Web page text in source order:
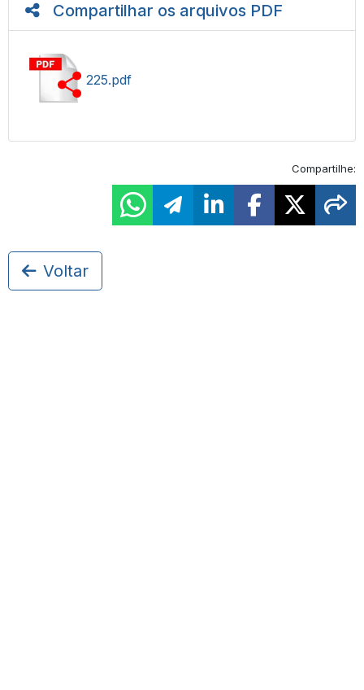
Compartilhar os arquivos PDF
225.pdf
Compartilhe:
Voltar